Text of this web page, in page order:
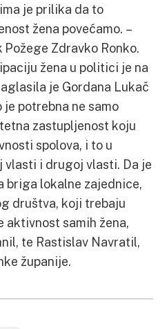
je prilika da to
žena povećamo. –
Zdravko Ronko.
žena u politici je na
je Gordana Lukač
potrebna ne samo
zastupljenost koju
spolova, i to u
vlasti i drugoj vlasti. Da je
briga lokalne zajednice,
društva, koji trebaju
samih žena,
te Rastislav Navratil,
županije.